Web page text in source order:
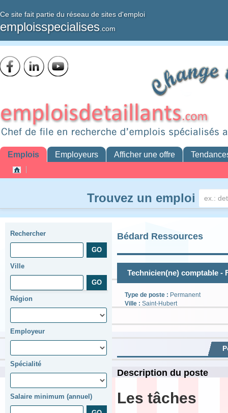
Ce site fait partie du réseau de sites d'emploi
emploisspecialises .com
Emplois Employeurs Afficher une offre
Trouvez un emploi
Rechercher
Ville
Région
Employeur
Spécialité
Salaire minimum (annuel)
Bédard Ressources
Technicien(ne) comptable -
Type de poste : Permanent
Ville : Saint-Hubert
Description du poste
Les tâches